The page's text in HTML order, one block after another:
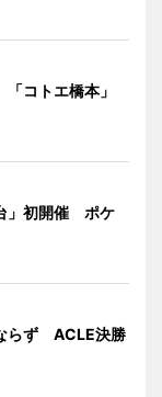
コトエ橋本」
」初開催 ポケ
らず ACLE決勝